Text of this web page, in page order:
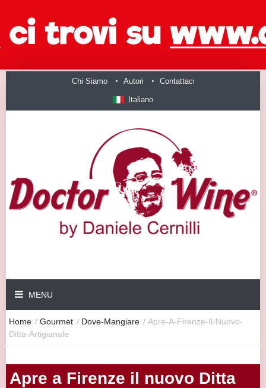
Chi Siamo Autori Contattaci
Italiano
MENU
Home / Gourmet / Dove-Mangiare / Apre-A-Firenze-Il-Nuovo-
Ditta-Artigianale
Apre a Firenze il nuovo Ditta